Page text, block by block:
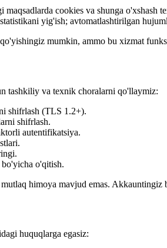
maqsadlarda cookies va shunga
yig'ish; avtomatlashtirilgan
mumkin, ammo bu xizmat
tashkiliy va texnik choralarni qo'llaymiz:
shifrlash (TLS 1.2+).
shifrlash.
autentifikatsiya.
o'qitish.
himoya mavjud emas.
huquqlarga egasiz: